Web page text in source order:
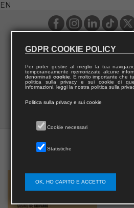
EN
GDPR COOKIE POLICY
Per poter gestire al meglio la tua
temporaneamente memorizzate alcune
denominati cookie. È molto importante che
politica sulla privacy e sui cookie di
informazioni, leggi la nostra politica sulla
Politica sulla privacy e sui cookie
Cookie necessari
Statistiche
OK, HO CAPITO E ACCETTO